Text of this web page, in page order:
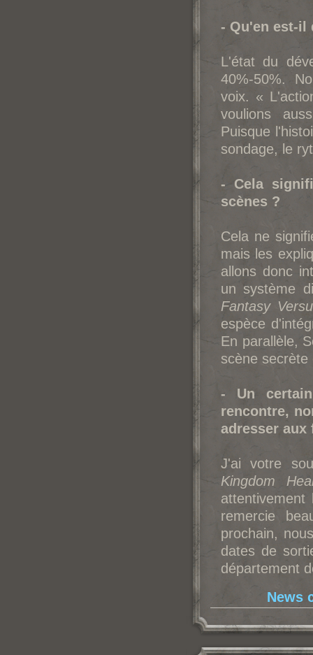
- Qu'en est-il
L'état du
40%-50%.
voix. «
voulions
Puisque
sondage, le
- Cela
scènes ?
Cela ne
mais les
allons donc
un système
Fantasy
espèce
En parallèle,
scène
- Un
rencontre,
adresser aux
J'ai votre
Kingdom
remercie
prochain,
dates de
département
News